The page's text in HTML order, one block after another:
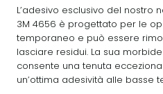
L’adesivo esclusivo del nostro
3M 4656 è progettato per le
temporaneo e può essere
lasciare residui. La sua
consente una tenuta
un’ottima adesività alle basse